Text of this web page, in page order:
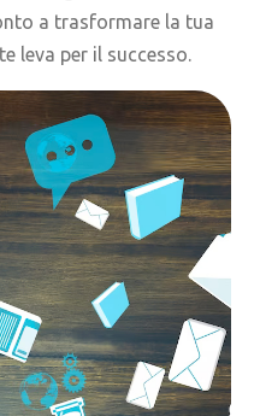
a trasformare la tua
leva per il successo.